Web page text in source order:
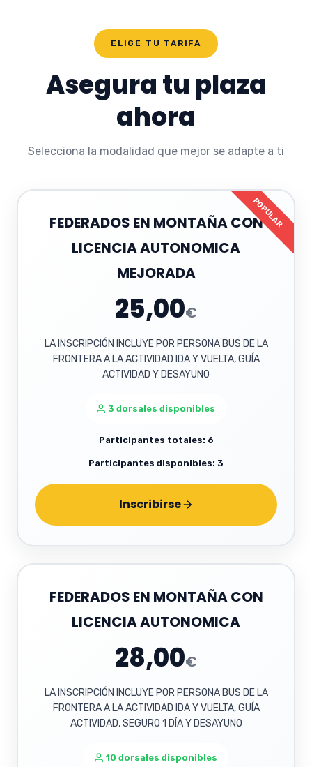
ELIGE TU TARIFA
Asegura tu plaza
ahora
Selecciona la modalidad que mejor se adapte a ti
POPULAR
FEDERADOS EN MONTAÑA CON
LICENCIA AUTONOMICA
MEJORADA
25,00€
LA INSCRIPCIÓN INCLUYE POR PERSONA BUS DE LA
FRONTERA A LA ACTIVIDAD IDA Y VUELTA, GUÍA
ACTIVIDAD Y DESAYUNO
3 dorsales disponibles
Participantes totales: 6
Participantes disponibles: 3
Inscribirse
FEDERADOS EN MONTAÑA CON
LICENCIA AUTONOMICA
28,00€
LA INSCRIPCIÓN INCLUYE POR PERSONA BUS DE LA
FRONTERA A LA ACTIVIDAD IDA Y VUELTA, GUÍA
ACTIVIDAD, SEGURO 1 DÍA Y DESAYUNO
10 dorsales disponibles